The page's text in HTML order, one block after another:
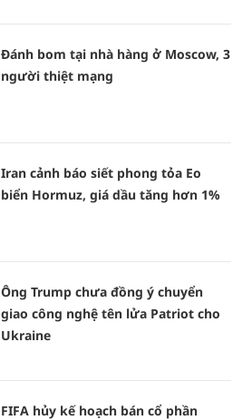
Đánh bom tại nhà hàng ở Moscow, 3
người thiệt mạng
Iran cảnh báo siết phong tỏa Eo
biển Hormuz, giá dầu tăng hơn 1%
Ông Trump chưa đồng ý chuyển
giao công nghệ tên lửa Patriot cho
Ukraine
FIFA hủy kế hoạch bán cổ phần